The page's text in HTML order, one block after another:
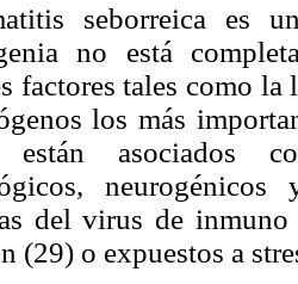
seborreica es
no está
factores tales como la
los más
están asociados
del virus de
(29) o expuestos a